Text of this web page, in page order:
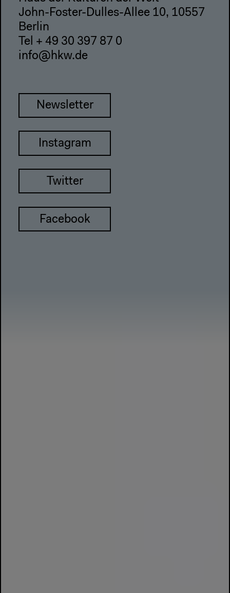
John-Foster-Dulles-Allee 10, 10557
Berlin
Tel + 49 30 397 87 0
info@hkw.de
Newsletter
Instagram
Twitter
Facebook